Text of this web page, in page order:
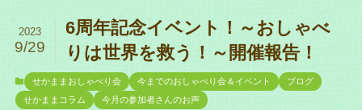
6周年記念イベント！～おしゃべ
りは世界を救う！～開催報告！
2023
9/29
せかままおしゃべり会 今までのおしゃべり会＆イベント
ブログ
せかままコラム
今月の参加者さんのお声